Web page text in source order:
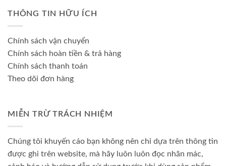
THÔNG TIN HỮU ÍCH
Chính sách vận chuyển
Chính sách hoàn tiền & trả hàng
Chính sách thanh toán
Theo dõi đơn hàng
MIỄN TRỪ TRÁCH NHIỆM
Chúng tôi khuyến cáo bạn không nên chỉ dựa trên thông tin
được ghi trên website, mà hãy luôn luôn đọc nhãn mác,